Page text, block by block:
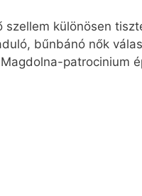
különösen
bűnbánó nők
patrocinium